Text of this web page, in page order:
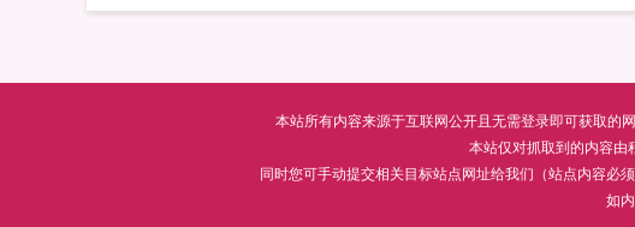
本站所有内容来源于互联网公开且无需登录即可获取的
本站仅对抓取到的内容由
同时您可手动提交相关目标站点网址给我们（站点内容必
如